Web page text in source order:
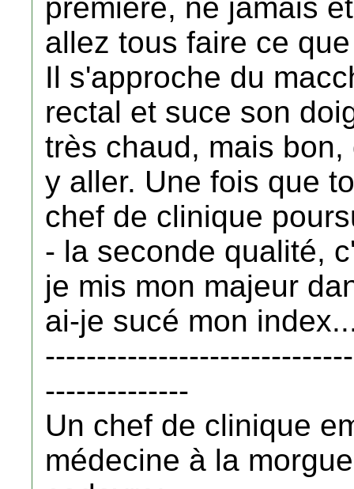
première, ne jamais
allez tous faire ce
Il s'approche du
rectal et suce son
très chaud, mais
y aller. Une fois que
chef de clinique
- la seconde qualité,
je mis mon majeur
ai-je sucé mon
--------------
Un chef de clinique
médecine à la